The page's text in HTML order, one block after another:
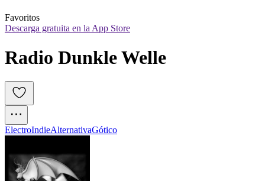
Favoritos
Descarga gratuita en la App Store
Radio Dunkle Welle
ElectroIndieAlternativaGótico